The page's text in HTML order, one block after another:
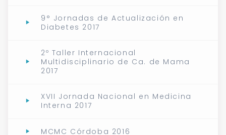
9° Jornadas de Actualización en
Diabetes 2017
2º Taller Internacional
Multidisciplinario de Ca. de Mama
2017
XVII Jornada Nacional en Medicina
Interna 2017
MCMC Córdoba 2016